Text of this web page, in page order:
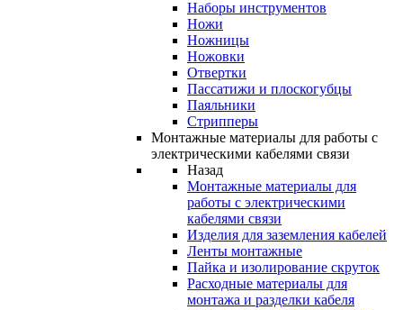
Наборы инструментов
Ножи
Ножницы
Ножовки
Отвертки
Пассатижи и плоскогубцы
Паяльники
Стрипперы
Монтажные материалы для работы с
электрическими кабелями связи
Назад
Монтажные материалы для
работы с электрическими
кабелями связи
Изделия для заземления кабелей
Ленты монтажные
Пайка и изолирование скруток
Расходные материалы для
монтажа и разделки кабеля